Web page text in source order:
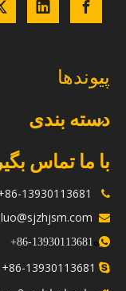
پیوندها
دسته بندی
با ما تماس


ه 13930113681-86
+
